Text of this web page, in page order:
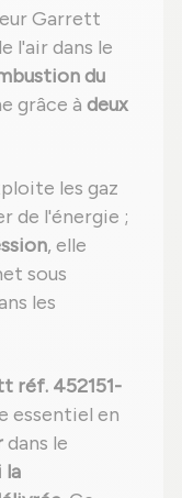
Garrett
l'air dans le
du
grâce à deux
les gaz
de l'énergie ;
, elle
sous
les
réf. 452151-
essentiel en
dans le
la